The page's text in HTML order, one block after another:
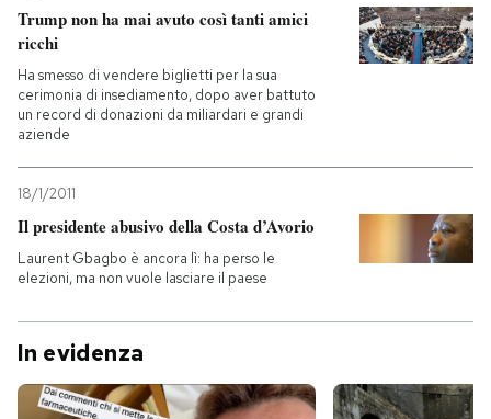
Trump non ha mai avuto così tanti amici
ricchi
Ha smesso di vendere biglietti per la sua
cerimonia di insediamento, dopo aver battuto
un record di donazioni da miliardari e grandi
aziende
18/1/2011
Il presidente abusivo della Costa d’Avorio
Laurent Gbagbo è ancora lì: ha perso le
elezioni, ma non vuole lasciare il paese
In evidenza